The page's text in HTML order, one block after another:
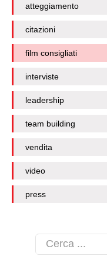
atteggiamento
citazioni
film consigliati
interviste
leadership
team building
vendita
video
press